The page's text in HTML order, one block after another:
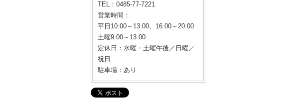
TEL：0485-77-7221
営業時間：
平日10:00～13:00、16:00～20:00
土曜9:00～13:00
定休日：水曜・土曜午後／日曜／
祝日
駐車場：あり